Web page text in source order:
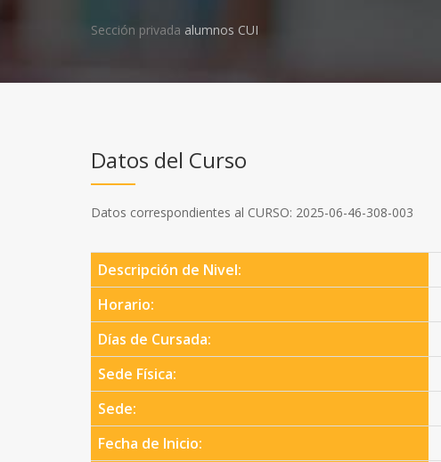
Sección privada alumnos CUI
Datos del Curso
Datos correspondientes al CURSO: 2025-06-46-308-003
Descripción de Nivel:
Horario:
Días de Cursada:
Sede Física:
Sede:
Fecha de Inicio: